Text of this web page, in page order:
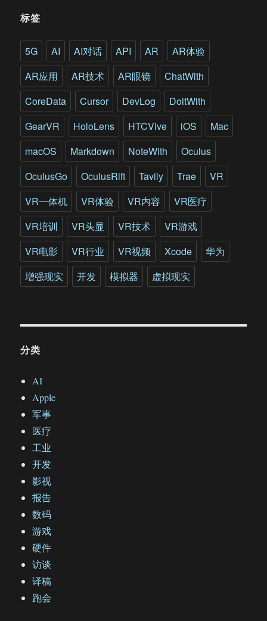
MacBook
Pro
年
后
标签
5G AI AI对话 API AR
AR体验
AR应用
AR技术 AR眼镜
ChatWith
CoreData
Cursor DevLog
DoitWith
GearVR
HoloLens HTCVive iOS
Mac
macOS
Markdown NoteWith
Oculus
OculusGo
OculusRift Tavily Trae
VR
VR一体机
VR体验 VR内容
VR医疗
VR培训
VR头显 VR技术
VR游戏
VR电影
VR行业 VR视频 Xcode
华为
增强现实
开发 模拟器 虚拟现实
分类
AI
Apple
军事
医疗
工业
开发
影视
报告
数码
游戏
硬件
访谈
译稿
跑会